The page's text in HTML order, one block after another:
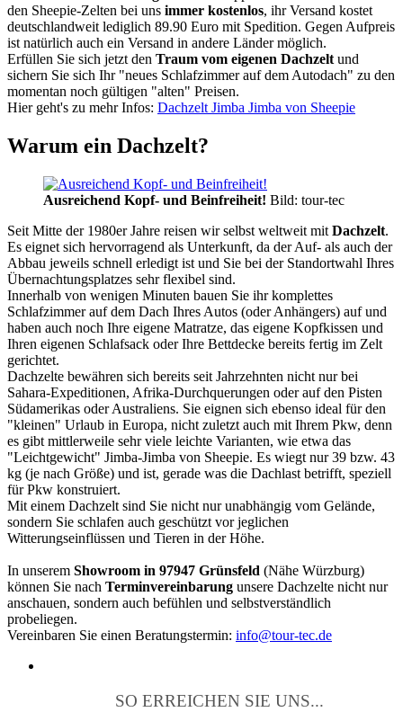
den Sheepie-Zelten bei uns immer kostenlos, ihr Versand kostet
deutschlandweit lediglich 89.90 Euro mit Spedition. Gegen Aufpreis
ist natürlich auch ein Versand in andere Länder möglich.
Erfüllen Sie sich jetzt den Traum vom eigenen Dachzelt und
sichern Sie sich Ihr "neues Schlafzimmer auf dem Autodach" zu den
momentan noch gültigen "alten" Preisen.
Hier geht's zu mehr Infos: Dachzelt Jimba Jimba von Sheepie
Warum ein Dachzelt?
Ausreichend Kopf- und Beinfreiheit! Bild: tour-tec
Seit Mitte der 1980er Jahre reisen wir selbst weltweit mit Dachzelt.
Es eignet sich hervorragend als Unterkunft, da der Auf- als auch der
Abbau jeweils schnell erledigt ist und Sie bei der Standortwahl Ihres
Übernachtungsplatzes sehr flexibel sind.
Innerhalb von wenigen Minuten bauen Sie ihr komplettes
Schlafzimmer auf dem Dach Ihres Autos (oder Anhängers) auf und
haben auch noch Ihre eigene Matratze, das eigene Kopfkissen und
Ihren eigenen Schlafsack oder Ihre Bettdecke bereits fertig im Zelt
gerichtet.
Dachzelte bewähren sich bereits seit Jahrzehnten nicht nur bei
Sahara-Expeditionen, Afrika-Durchquerungen oder auf den Pisten
Südamerikas oder Australiens. Sie eignen sich ebenso ideal für den
"kleinen" Urlaub in Europa, nicht zuletzt auch mit Ihrem Pkw, denn
es gibt mittlerweile sehr viele leichte Varianten, wie etwa das
"Leichtgewicht" Jimba-Jimba von Sheepie. Es wiegt nur 39 bzw. 43
kg (je nach Größe) und ist, gerade was die Dachlast betrifft, speziell
für Pkw konstruiert.
Mit einem Dachzelt sind Sie nicht nur unabhängig vom Gelände,
sondern Sie schlafen auch geschützt vor jeglichen
Witterungseinflüssen und Tieren in der Höhe.
In unserem Showroom in 97947 Grünsfeld (Nähe Würzburg)
können Sie nach Terminvereinbarung unsere Dachzelte nicht nur
anschauen, sondern auch befühlen und selbstverständlich
probeliegen.
Vereinbaren Sie einen Beratungstermin: info@tour-tec.de
SO ERREICHEN SIE UNS...